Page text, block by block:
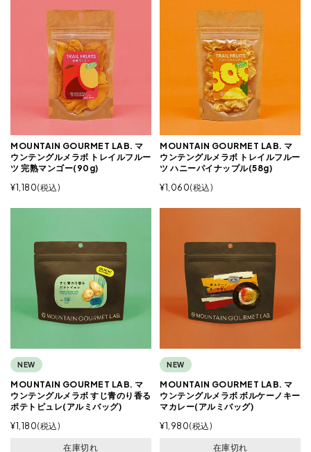
MOUNTAIN GOURMET LAB. マ
ウンテングルメラボ トレイルフルー
ツ 完熟マンゴー(90g)
¥1,180 税込
MOUNTAIN GOURMET LAB. マ
ウンテングルメラボ トレイルフルー
ツ ハニーパイナップル(58g)
¥1,060 税込
NEW
MOUNTAIN GOURMET LAB. マ
ウンテングルメラボ すじ青のり香る
ポテトピュレ(アルミバッグ)
¥1,180 税込
在庫切れ
NEW
MOUNTAIN GOURMET LAB. マ
ウンテングルメラボ ボルケーノキー
マカレー(アルミバッグ)
¥1,980 税込
在庫切れ